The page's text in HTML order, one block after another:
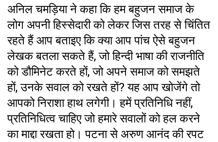
अनिल चमड़िया ने कहा कि हम बहुजन समाज के
लोग अपनी हिस्सेदारी को लेकर जिस तरह से चिंतित
रहते हैं आप बताइए कि क्या आप पांच ऐसे बहुजन
लेखक बतला सकते हैं, जो हिन्दी भाषा की राजनीति
को डौमिनेट करते हों, जो अपने समाज को समझते
हों, उनके सवाल को रखते हों? यह आप खोजेंगे तो
आपको निराशा हाथ लगेगी। हमें प्रतिनिधि नहीं,
प्रतिनिधित्व चाहिए जो हमारे सवालों को हल करने
का माद्दा रखता हो। पटना से अरुण आनंद की रपट